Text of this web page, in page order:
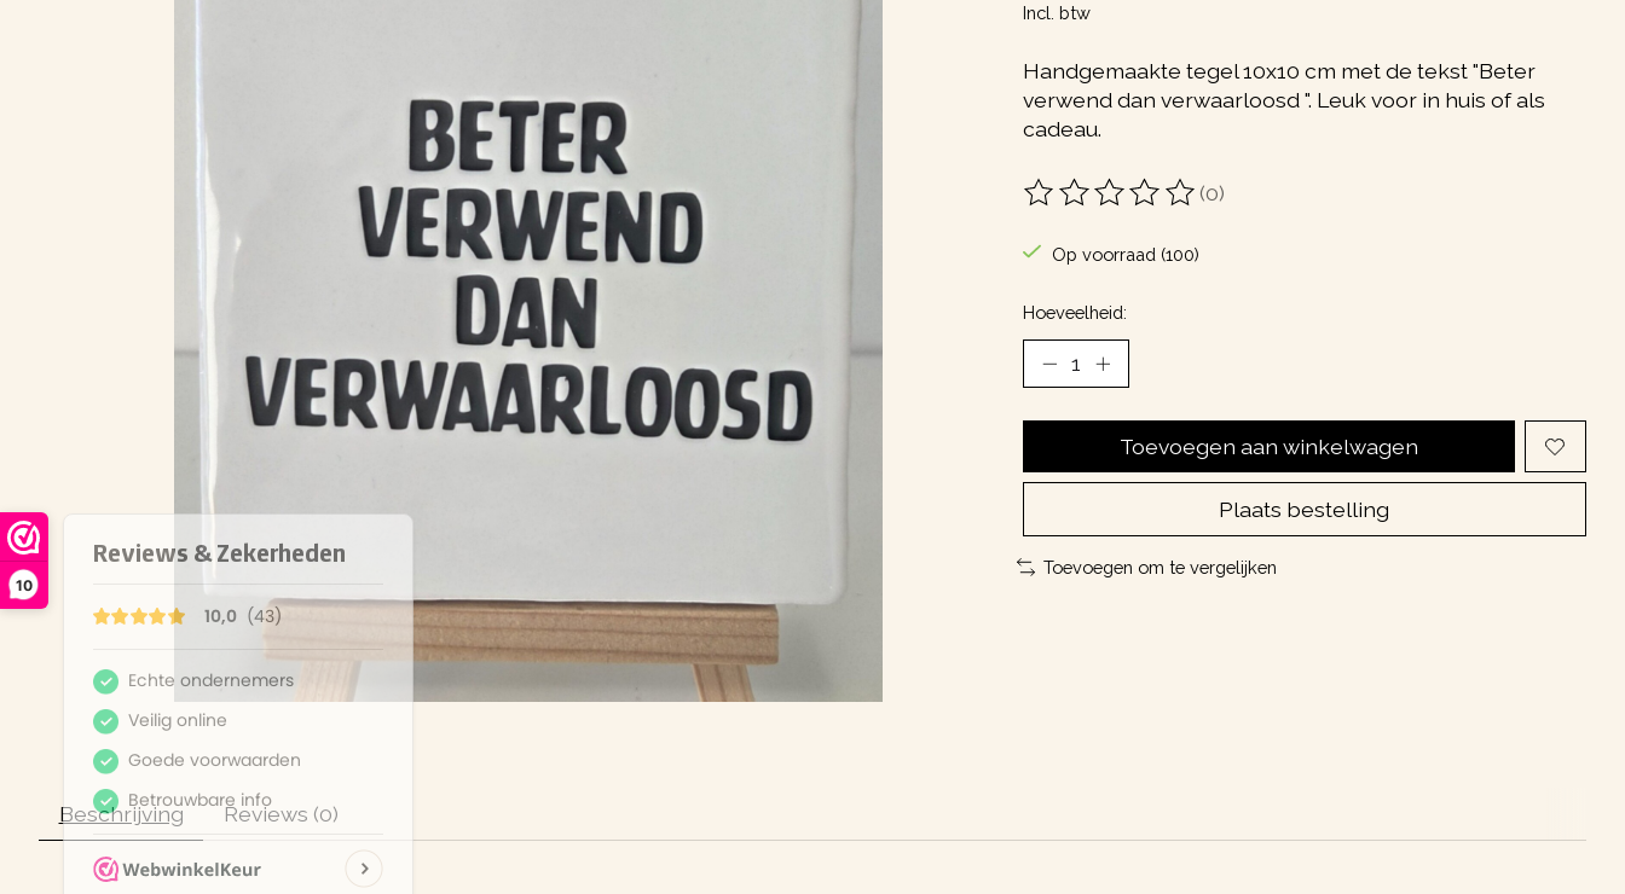
10
Incl. btw
Handgemaakte tegel 10x10 cm met de tekst "Beter
verwend dan verwaarloosd ". Leuk voor in huis of als
cadeau.
De beoordeling van dit product is
(0)
Op voorraad (100)
Hoeveelheid:
Toevoegen aan winkelwagen
Plaats bestelling
Toevoegen om te vergelijken
Beschrijving Reviews (0)